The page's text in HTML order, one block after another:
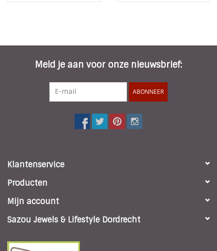
Meld je aan voor onze nieuwsbrief:
ABONNEER
Klantenservice
Producten
Mijn account
Sazou Jewels & Lifestyle Dordrecht